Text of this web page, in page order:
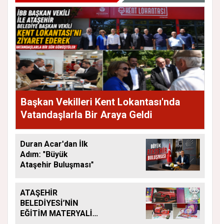
Başkan Vekilleri Kent Lokantası'nda
Vatandaşlarla Bir Araya Geldi
Duran Acar'dan İlk
Adım: "Büyük
Ataşehir Buluşması"
ATAŞEHİR
BELEDİYESİ’NİN
EĞİTİM MATERYALİ